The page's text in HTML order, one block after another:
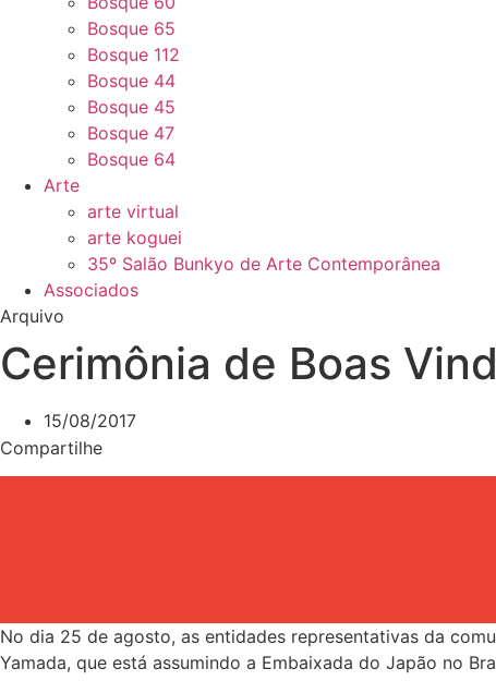
Bosque 65
Bosque 112
Bosque 44
Bosque 45
Bosque 47
Bosque 64
Arte
arte virtual
arte koguei
35º Salão Bunkyo de Arte Contemporânea
Associados
Arquivo
Cerimônia de Boas
15/08/2017
Compartilhe
No dia 25 de agosto, as entidades representativas da
Yamada, que está assumindo a Embaixada do Japão no